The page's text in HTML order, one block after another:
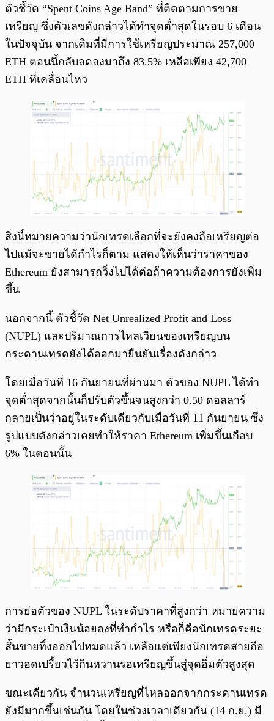
ตัวชี้วัด “Spent Coins Age Band” ที่ติดตามการขาย
เหรียญ ซึ่งตัวเลขดังกล่าวได้ทำจุดต่ำสุดในรอบ 6 เดือน
ในปัจจุบัน จากเดิมที่มีการใช้เหรียญประมาณ 257,000
ETH ตอนนี้กลับลดลงมาถึง 83.5% เหลือเพียง 42,700
ETH ที่เคลื่อนไหว
สิ่งนี้หมายความว่านักเทรดเลือกที่จะยังคงถือเหรียญต่อ
ไปแม้จะขายได้กำไรก็ตาม แสดงให้เห็นว่าราคาของ
Ethereum ยังสามารถวิ่งไปได้ต่อถ้าความต้องการยังเพิ่ม
ขึ้น
นอกจากนี้ ตัวชี้วัด Net Unrealized Profit and Loss
(NUPL) และปริมาณการไหลเวียนของเหรียญบน
กระดานเทรดยังได้ออกมายืนยันเรื่องดังกล่าว
โดยเมื่อวันที่ 16 กันยายนที่ผ่านมา ตัวของ NUPL ได้ทำ
จุดต่ำสุดจากนั้นก็ปรับตัวขึ้นจนสูงกว่า 0.50 ดอลลาร์
กลายเป็นว่าอยู่ในระดับเดียวกับเมื่อวันที่ 11 กันยายน ซึ่ง
รูปแบบดังกล่าวเคยทำให้ราคา Ethereum เพิ่มขึ้นเกือบ
6% ในตอนนั้น
การย่อตัวของ NUPL ในระดับราคาที่สูงกว่า หมายความ
ว่ามีกระเป๋าเงินน้อยลงที่ทำกำไร หรือก็คือนักเทรดระยะ
สั้นขายทิ้งออกไปหมดแล้ว เหลือแต่เพียงนักเทรดสายถือ
ยาวอดเปรี้ยวไว้กินหวานรอเหรียญขึ้นสู่จุดอิ่มตัวสูงสุด
ขณะเดียวกัน จำนวนเหรียญที่ไหลออกจากกระดานเทรด
ยังมีมากขึ้นเช่นกัน โดยในช่วงเวลาเดียวกัน (14 ก.ย.) มี